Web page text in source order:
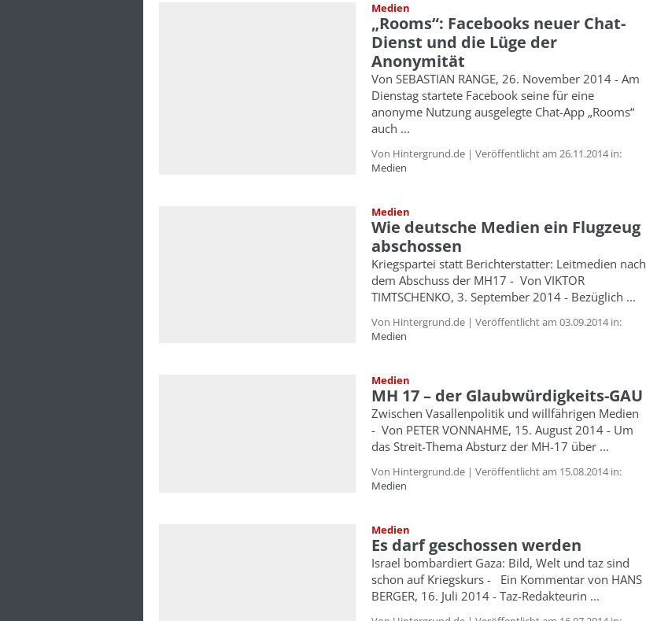
Medien
„Rooms“: Facebooks neuer Chat-
Dienst und die Lüge der
Anonymität
Von SEBASTIAN RANGE, 26. November 2014 - Am
Dienstag startete Facebook seine für eine
anonyme Nutzung ausgelegte Chat-App „Rooms“
auch ...
Von Hintergrund.de | Veröffentlicht am 26.11.2014 in:
Medien
Medien
Wie deutsche Medien ein Flugzeug
abschossen
Kriegspartei statt Berichterstatter: Leitmedien nach
dem Abschuss der MH17 - Von VIKTOR
TIMTSCHENKO, 3. September 2014 - Bezüglich ...
Von Hintergrund.de | Veröffentlicht am 03.09.2014 in:
Medien
Medien
MH 17 – der Glaubwürdigkeits-GAU
Zwischen Vasallenpolitik und willfährigen Medien
- Von PETER VONNAHME, 15. August 2014 - Um
das Streit-Thema Absturz der MH-17 über ...
Von Hintergrund.de | Veröffentlicht am 15.08.2014 in:
Medien
Medien
Es darf geschossen werden
Israel bombardiert Gaza: Bild, Welt und taz sind
schon auf Kriegskurs - Ein Kommentar von HANS
BERGER, 16. Juli 2014 - Taz-Redakteurin ...